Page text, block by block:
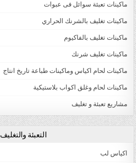
ماكينات تعبئة سوائل فى عبوات
ماكينات تغليف بالشرنك الحراري
ماكينات تغليف بالفاكيوم
ماكينات تغليف شرنك
ماكينات لحام اكياس وماكينات طباعة تاريخ انتاج
ماكينات لحام وغلق اكواب بلاستيكية
مشاريع تعبئة و تغليف
التعبئة والتغليف
اكياس لب